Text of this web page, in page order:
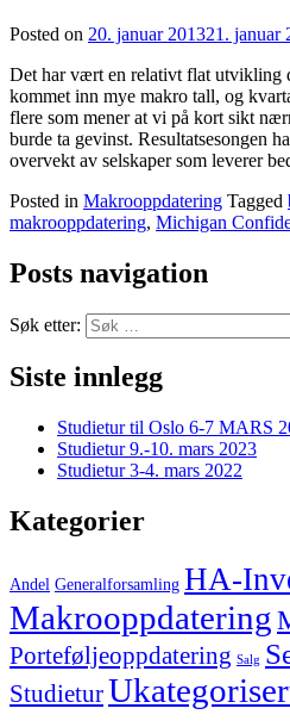
Posted on 20. januar 201321. januar
Det har vært en relativt flat utvikling
kommet inn mye makro tall, og
flere som mener at vi på kort sikt
burde ta gevinst. Resultatsesongen
overvekt av selskaper som leverer
Posted in Makrooppdatering Tagged
makrooppdatering, Michigan
Posts navigation
Søk etter:
Siste innlegg
Studietur til Oslo 6-7 MARS
Studietur 9.-10. mars 2023
Studietur 3-4. mars 2022
Kategorier
Andel Generalforsamling HA-
Makrooppdatering
Porteføljeoppdatering Salg
Studietur